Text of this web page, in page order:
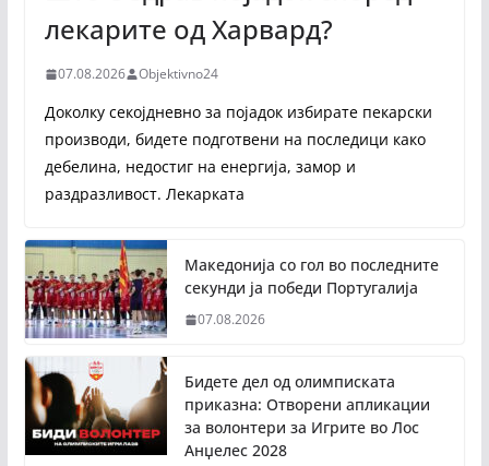
лекарите од Харвард?
07.08.2026 Objektivno24
Доколку секојдневно за појадок избирате пекарски
производи, бидете подготвени на последици како
дебелина, недостиг на енергија, замор и
раздразливост. Лекарката
Македонија со гол во последните
секунди ја победи Португалија
07.08.2026
Бидете дел од олимписката
приказна: Отворени апликации
за волонтери за Игрите во Лос
Анџелес 2028